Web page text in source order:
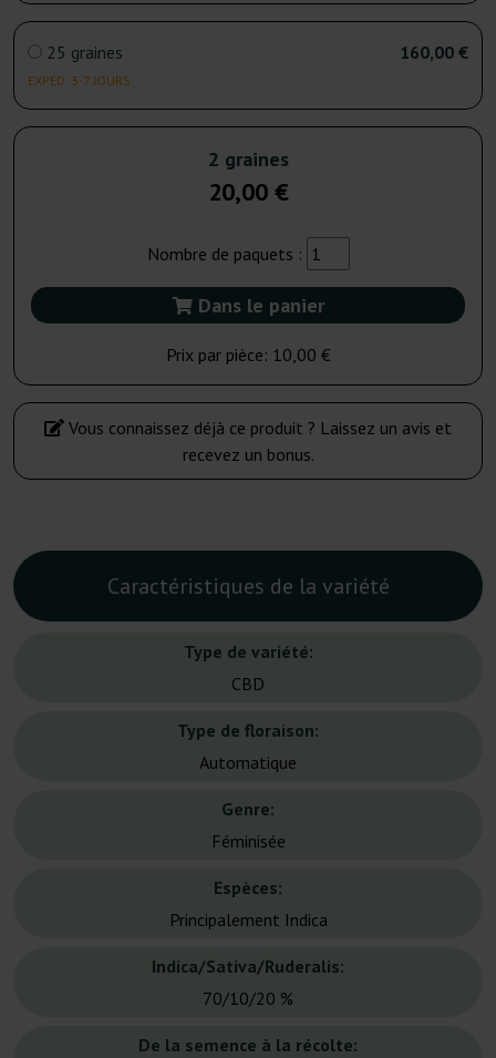
25 graines
EXPÉD. 3-7 JOURS
160,00 €
2 graines
20,00 €
Nombre de paquets :
Dans le panier
Prix par pièce: 10,00 €
Vous connaissez déjà ce produit ? Laissez un avis et
recevez un bonus.
Caractéristiques de la variété
Type de variété:
CBD
Type de floraison:
Automatique
Genre:
Féminisée
Espèces:
Principalement Indica
Indica/Sativa/Ruderalis:
70/10/20 %
De la semence à la récolte: